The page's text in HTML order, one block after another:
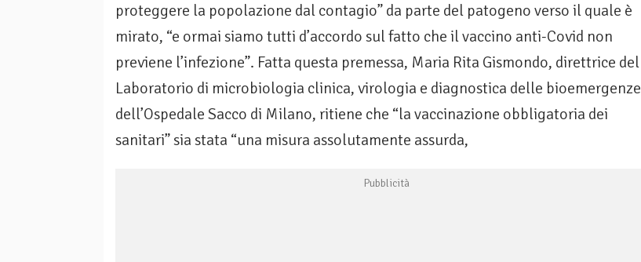
proteggere la popolazione dal contagio” da parte del patogeno verso il quale è
mirato, “e ormai siamo tutti d’accordo sul fatto che il vaccino anti-Covid non
previene l’infezione”. Fatta questa premessa, Maria Rita Gismondo, direttrice del
Laboratorio di microbiologia clinica, virologia e diagnostica delle bioemergenze
dell’Ospedale Sacco di Milano, ritiene che “la vaccinazione obbligatoria dei
sanitari” sia stata “una misura assolutamente assurda,